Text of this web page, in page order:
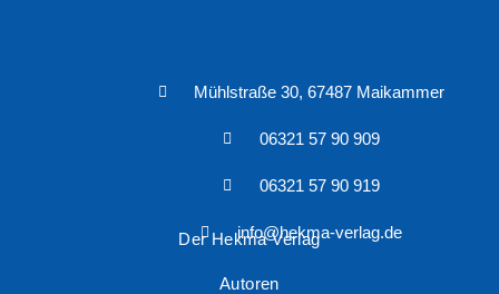
Mühlstraße 30, 67487 Maikammer
06321 57 90 909
06321 57 90 919
info@hekma-verlag.de
Der Hekma Verlag
Autoren